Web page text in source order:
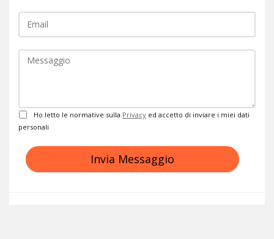
Privacy
Ho letto le normative sulla Privacy ed accetto di inviare i miei dati
personali
Invia Messaggio